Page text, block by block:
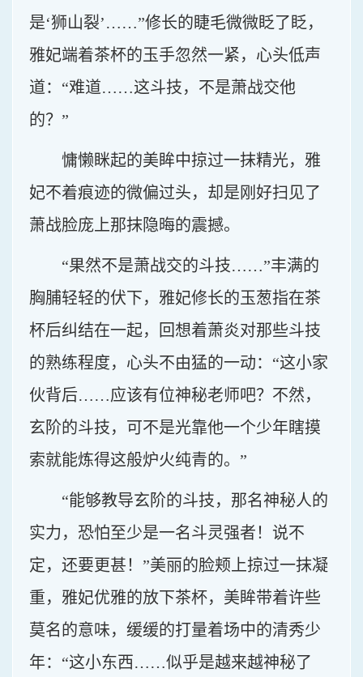
是‘狮山裂’……”修长的睫毛微微眨了眨，
雅妃端着茶杯的玉手忽然一紧，心头低声
道：“难道……这斗技，不是萧战交他
的？”
慵懒眯起的美眸中掠过一抹精光，雅
妃不着痕迹的微偏过头，却是刚好扫见了
萧战脸庞上那抹隐晦的震撼。
“果然不是萧战交的斗技……”丰满的
胸脯轻轻的伏下，雅妃修长的玉葱指在茶
杯后纠结在一起，回想着萧炎对那些斗技
的熟练程度，心头不由猛的一动：“这小家
伙背后……应该有位神秘老师吧？不然，
玄阶的斗技，可不是光靠他一个少年瞎摸
索就能炼得这般炉火纯青的。”
“能够教导玄阶的斗技，那名神秘人的
实力，恐怕至少是一名斗灵强者！说不
定，还要更甚！”美丽的脸颊上掠过一抹凝
重，雅妃优雅的放下茶杯，美眸带着许些
莫名的意味，缓缓的打量着场中的清秀少
年：“这小东西……似乎是越来越神秘了